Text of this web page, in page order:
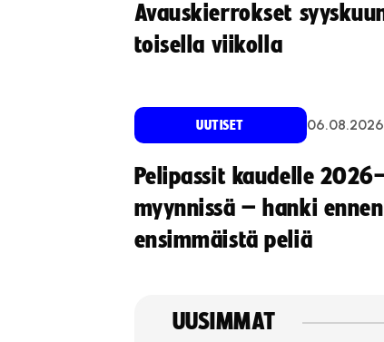
Avauskierrokset
toisella viikolla
UUTISET 06.08.2026
Pelipassit kaudelle
myynnissä – hanki ennen
ensimmäistä peliä
UUSIMMAT